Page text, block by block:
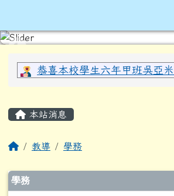
花蓮縣光復鄉西富國
上中區域內容
恭喜本校學生六年甲班吳亞
本站消息
回首頁
教導 學務
文章列表
學務
頁尾區域